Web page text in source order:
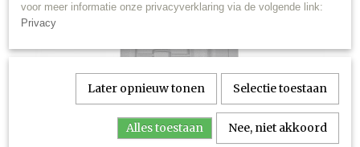
voor meer informatie onze privacyverklaring via de volgende link:
Privacy
Later opnieuw tonen Selectie toestaan
Alles toestaan Nee, niet akkoord